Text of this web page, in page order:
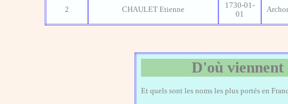
2 CHAULET Etienne
1730-01-
01
D'où
Et quels sont les noms les plus portés en